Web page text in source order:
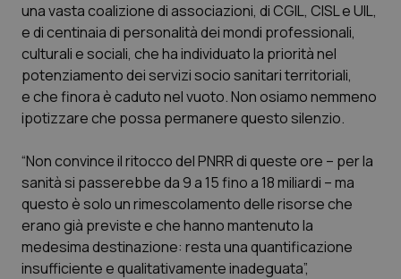
Abruzzo
Basilicata
Calabria
Campania
Emilia-Romagna
Friuli Venezia Giulia
QS Pro Gold
Artrite & artrosi
Asma & BPCO
Car-T
Colesterolo & coronaropatie
Dermatite Atopica
QS Club Newsletter
una vasta coalizione di associazioni, di CGIL, CISL e UIL,
e di centinaia di personalità dei mondi professionali,
culturali e sociali, che ha individuato la priorità nel
potenziamento dei servizi socio sanitari territoriali,
e che finora è caduto nel vuoto. Non osiamo nemmeno
ipotizzare che possa permanere questo silenzio.
“Non convince il ritocco del PNRR di queste ore – per la
sanità si passerebbe da 9 a 15 fino a 18 miliardi – ma
questo è solo un rimescolamento delle risorse che
erano già previste e che hanno mantenuto la
medesima destinazione: resta una quantificazione
insufficiente e qualitativamente inadeguata”,